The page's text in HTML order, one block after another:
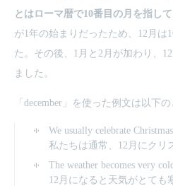
とはローマ暦で10番目の月を指して
が1年の始まりだったため、12月は
た。その後、1月と2月が加わり、
ました。
「december」を使った例文は以下の
We usually celebrate
私たちは通常、12月にクリ
The weather becomes very
12月になると天気がとても